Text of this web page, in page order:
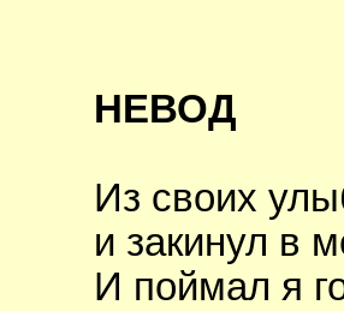
НЕВОД
Из своих
и закинул в
И поймал я